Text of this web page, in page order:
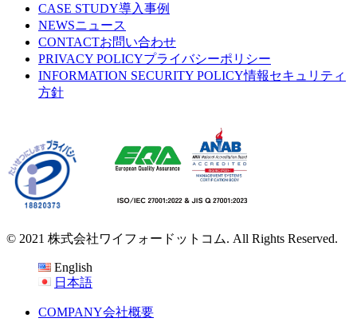
CASE STUDY導入事例
NEWSニュース
CONTACTお問い合わせ
PRIVACY POLICYプライバシーポリシー
INFORMATION SECURITY POLICY情報セキュリティ
方針
© 2021 株式会社ワイフォードットコム. All Rights Reserved.
English
日本語
COMPANY会社概要